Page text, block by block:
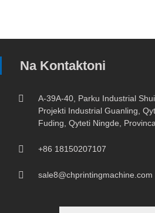
Na Kontaktoni
A-39A-40, Parku Industrial
Projekti Industrial Guanling,
Fuding, Qyteti Ningde,
+86 18150207107
sale8@chprintingmachine.com